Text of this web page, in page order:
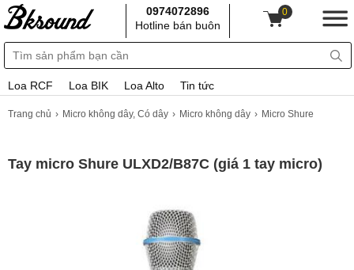
0974072896
Hotline bán buôn
0
Loa RCF Loa BIK Loa Alto Tin tức
Trang chủ Micro không dây, Có dây Micro không dây Micro Shure
Tay micro Shure ULXD2/B87C (giá 1 tay micro)